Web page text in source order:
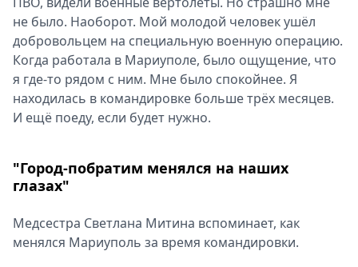
не было. Наоборот. Мой молодой человек ушёл
добровольцем на специальную военную операцию.
Когда работала в Мариуполе, было ощущение, что
я где-то рядом с ним. Мне было спокойнее. Я
находилась в командировке больше трёх месяцев.
И ещё поеду, если будет нужно.
"Город-побратим менялся на наших
глазах"
Медсестра Светлана Митина вспоминает, как
менялся Мариуполь за время командировки.